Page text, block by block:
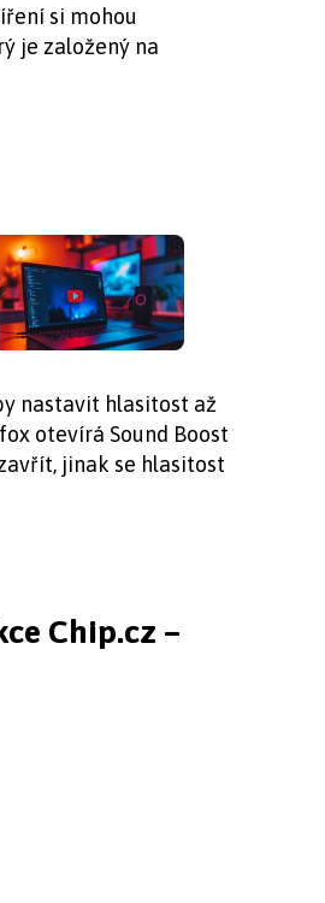
si mohou
je založený na
nastavit hlasitost až
otevírá Sound Boost
jinak se hlasitost
Chip.cz –